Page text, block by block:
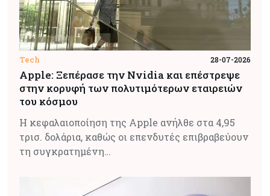
Tech 28-07-2026
Apple: Ξεπέρασε την Nvidia και επέστρεψε
στην κορυφή των πολυτιμότερων εταιρειών
του κόσμου
Η κεφαλαιοποίηση της Apple ανήλθε στα 4,95
τρισ. δολάρια, καθώς οι επενδυτές επιβραβεύουν
τη συγκρατημένη…